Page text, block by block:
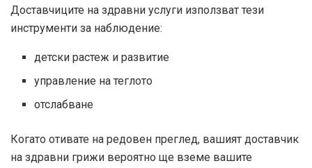
Доставчиците на здравни услуги използват тези
инструменти за наблюдение:
детски растеж и развитие
управление на теглото
отслабване
Когато отивате на редовен преглед, вашият доставчик
на здравни грижи вероятно ще вземе вашите